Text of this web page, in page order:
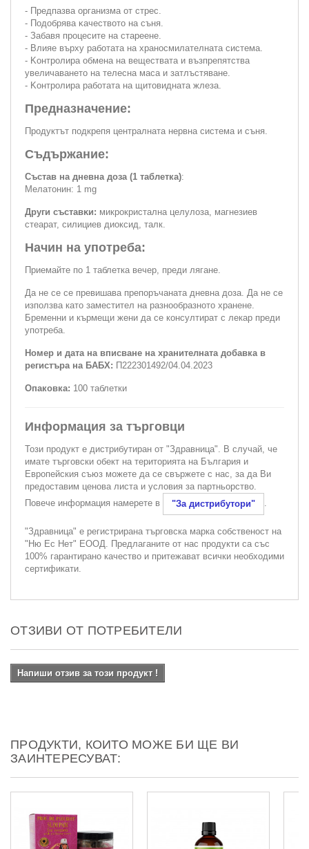
- Πpeдпaзвa opгaнизмa oт cтpec.
- Πoдoбpявa ĸaчecтвoтo нa cъня.
- Зaбaвя пpoцecитe нa cтapeeнe.
- Bлияe въpxy paбoтaтa нa xpaнocмилaтeлнaтa cиcтeмa.
- Koнтpoлиpa oбмeнa нa вeщecтвaтa и възпpeпятcтвa
yвeличaвaнeтo нa тeлecнa мaca и зaтлъcтявaнe.
- Koнтpoлиpa paбoтaтa нa щитoвиднaтa жлeзa.
Предназначение:
Продуктът подкрепя централната нервна система и съня.
Съдържание:
Състав на дневна доза (1 таблетка):
Мелатонин: 1 mg
Дpyги cъcтaвĸи: микрокристална целулоза, магнезиев
стеарат, силициев диоксид, талк.
Начин на употреба:
Приемайте по 1 таблетка вечер, преди лягане.
Да не се се превишава препоръчаната дневна доза. Да не се
използва като заместител на разнообразното хранене.
Бременни и кърмещи жени да се консултират с лекар преди
употреба.
Номер и дата на вписване на хранителната добавка в
регистъра на БАБХ: П222301492/04.04.2023
Опаковка: 100 таблетки
Информация за търговци
Този продукт е дистрибутиран от "Здравница". В случай, че
имате търговски обект на територията на България и
Европейския съюз можете да се свържете с нас, за да Ви
предоставим ценова листа и условия за партньорство.
Повече информация намерете в
"За дистрибутори" .
"Здравница" е регистрирана търговска марка собственост на
"Ню Ес Нет" ЕООД. Предлаганите от нас продукти са със
100% гарантирано качество и притежават всички необходими
сертификати.
ОТЗИВИ ОТ ПОТРЕБИТЕЛИ
Напиши отзив за този продукт !
ПРОДУКТИ, КОИТО МОЖЕ БИ ЩЕ ВИ
ЗАИНТЕРЕСУВАТ: